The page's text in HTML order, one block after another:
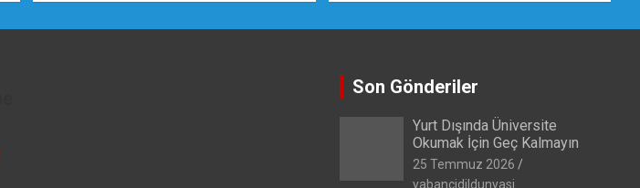
Son Gönderiler
Yurt Dışında Üniversite
Okumak İçin Geç Kalmayın
25 Temmuz 2026
yabancidildunyasi